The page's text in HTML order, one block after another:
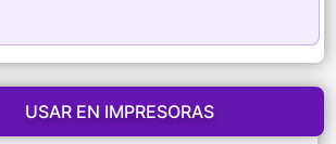
USAR EN IMPRESORAS